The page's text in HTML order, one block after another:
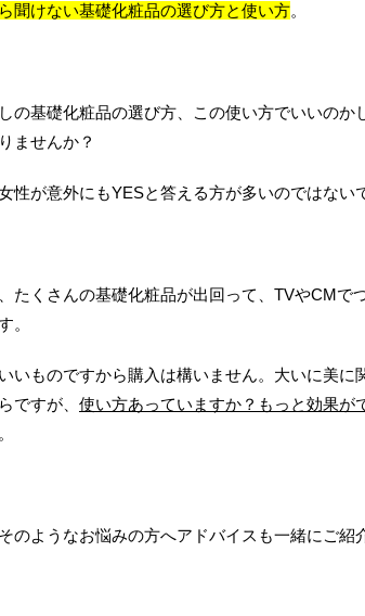
聞けない基礎化粧品の選び方と使い方。
しの基礎化粧品の選び方、この使い方でいいの
ませんか？
性が意外にもYESと答える方が多いのではない
たくさんの基礎化粧品が出回って、TVやCMで
。
いものですから購入は構いません。大いに美に
ですが、 使い方あっていますか？もっと効果が
。
のようなお悩みの方へアドバイスも一緒にご紹